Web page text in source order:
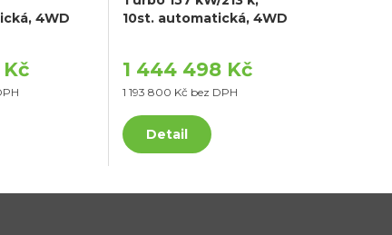
4WD
Kč
10st. automatická, 4WD
1 444 498 Kč
1 193 800 Kč bez DPH
Detail